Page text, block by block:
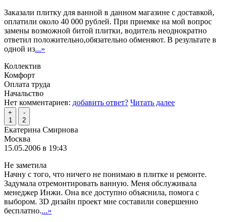
Заказали плитку для ванной в данном магазине с доставкой,
оплатили около 40 000 рублей. При приемке на мой вопрос
замены возможной битой плитки, водитель неоднократно
ответил положительно,обязательно обменяют. В результате в
одной из...»
Коллектив
Комфорт
Оплата труда
Начальство
Нет комментариев: добавить ответ? Читать далее
+
1
-
2
Екатерина Смирнова
Москва
15.05.2006 в 19:43
Не заметила
Начну с того, что ничего не понимаю в плитке и ремонте.
Задумала отремонтировать ванную. Меня обслуживала
менеджер Инжи. Она все доступно объяснила, помога с
выбором. 3D дизайн проект мне составили совершенно
бесплатно....»